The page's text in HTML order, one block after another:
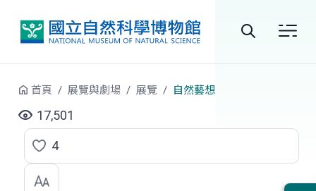
尋
首頁 展覽與劇場 展覽 自然藝想
17,501
點
選
4